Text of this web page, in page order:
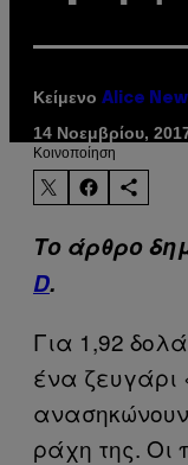
Κείμενο Alice
14 Νοεμβρίου,
Kοινοποίηση
Το άρθρο
D.
Για 1,92
ένα ζευγάρι
ανασηκώνουν
ράχη της. Οι